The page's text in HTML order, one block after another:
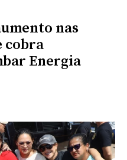
nas
cobra
Energia